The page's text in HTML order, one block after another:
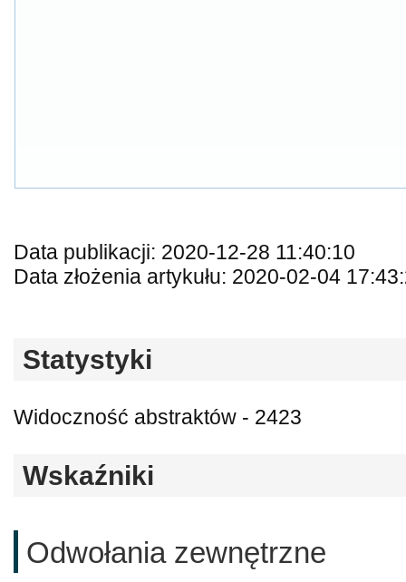
Data publikacji: 2020-12-28 11:40:10
Data złożenia artykułu: 2020-02-04
Statystyki
Widoczność abstraktów - 2423
Wskaźniki
Odwołania zewnętrzne